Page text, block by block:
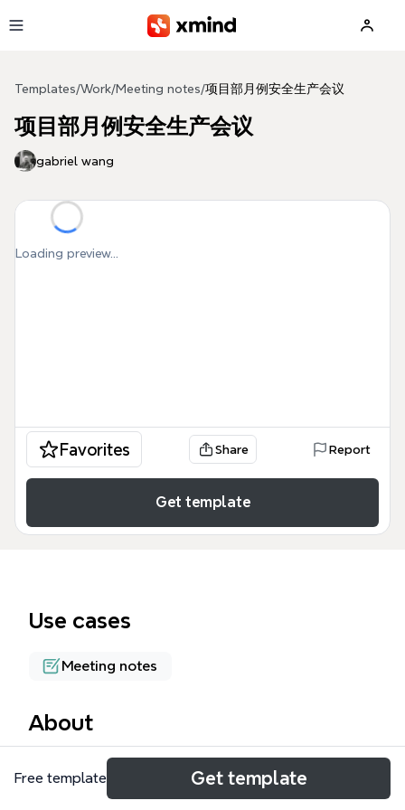
Templates/Work/Meeting notes/项目部月例安全生产会议
项目部月例安全生产会议
gabriel wang
Loading preview...
Favorites Share Report
Get template
Use cases
Meeting notes
About
项目部月例安全生产会议模板专为建筑工程项目设计，
涵盖安全、质量、生产进度、内业、物资到货、车辆机
Free template Get template